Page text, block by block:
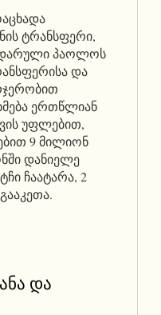
ტრანსფერი,
პაოლოს
და
ერთწლიან
უფლებით,
9 მილიონ
დანიელე
ჩაატარა, 2
და